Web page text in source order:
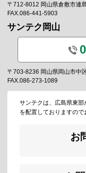
〒712-8012 岡山県倉敷市連
FAX.086-441-5903
サンテク岡山
〒703-8236 岡山県岡山市中
FAX.086-273-1089
サンテクは、広島県東
を配置しておりますので
お